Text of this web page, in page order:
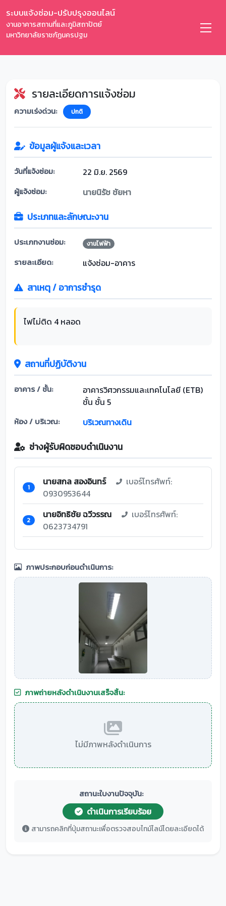
ระบบแจ้งซ่อม-ปรับปรุงออนไลน์
งานอาคารสถานที่และภูมิสถาปัตย์
มหาวิทยาลัยราชภัฏนครปฐม
รายละเอียดการแจ้งซ่อม
ความเร่งด่วน: ปกติ
ข้อมูลผู้แจ้งและเวลา
วันที่แจ้งซ่อม: 22 มิ.ย. 2569
ผู้แจ้งซ่อม: นายนิรัช ชัยหา
ประเภทและลักษณะงาน
ประเภทงานซ่อม: งานไฟฟ้า
รายละเอียด: แจ้งซ่อม-อาคาร
สาเหตุ / อาการชำรุด
ไฟไม่ติด 4 หลอด
สถานที่ปฏิบัติงาน
อาคาร / ชั้น:
อาคารวิศวกรรมและเทคโนโลยี (ETB)
ชั้น ชั้น 5
ห้อง / บริเวณ: บริเวณทางเดิน
ช่างผู้รับผิดชอบดำเนินงาน
1 นายสกล สองอินทร์
เบอร์โทรศัพท์:
0930953644
2 นายอิทธิชัย ฉวีวรรณ
เบอร์โทรศัพท์:
0623734791
ภาพประกอบก่อนดำเนินการ:
ภาพถ่ายหลังดำเนินงานเสร็จสิ้น:
ไม่มีภาพหลังดำเนินการ
สถานะใบงานปัจจุบัน:
ดำเนินการเรียบร้อย
สามารถคลิกที่ปุ่มสถานะเพื่อตรวจสอบไทม์ไลน์โดยละเอียดได้